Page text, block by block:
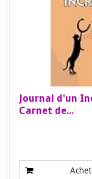
Journal d'un
Carnet de...